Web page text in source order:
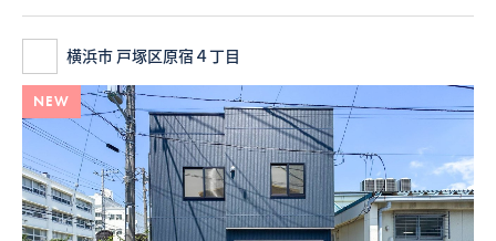
横浜市 戸塚区原宿４丁目
NEW